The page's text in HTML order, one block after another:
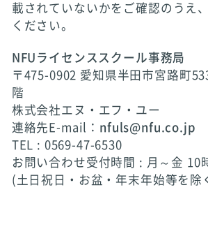
載されていないかをご確認のうえ
ください。
NFUライセンススクール事務局
〒475-0902 愛知県半田市宮路町
階
株式会社エヌ・エフ・ユー
連絡先E-mail： nfuls@nfu.co.jp
TEL : 0569-47-6530
お問い合わせ受付時間 : 月～金 10
(土日祝日・お盆・年末年始等を除